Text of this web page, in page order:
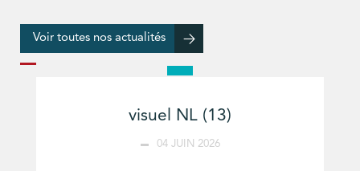
Voir toutes nos actualités
visuel NL (13)
04 JUIN 2026